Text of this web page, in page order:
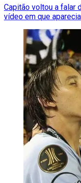
Capitão voltou a falar
vídeo em que